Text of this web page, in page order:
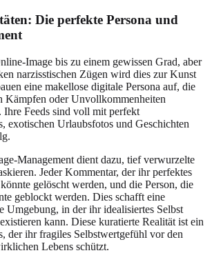
Die perfekte Persona und
Image bis zu einem gewissen Grad, aber
narzisstischen Zügen wird dies zur Kunst
eine makellose digitale Persona auf, die
Kämpfen oder Unvollkommenheiten
Ihre Feeds sind voll mit perfekt
exotischen Urlaubsfotos und Geschichten
Management dient dazu, tief verwurzelte
Jeder Kommentar, der ihr perfektes
gelöscht werden, und die Person, die
geblockt werden. Dies schafft eine
Umgebung, in der ihr idealisiertes Selbst
kann. Diese kuratierte Realität ist ein
der ihr fragiles Selbstwertgefühl vor den
Lebens schützt.